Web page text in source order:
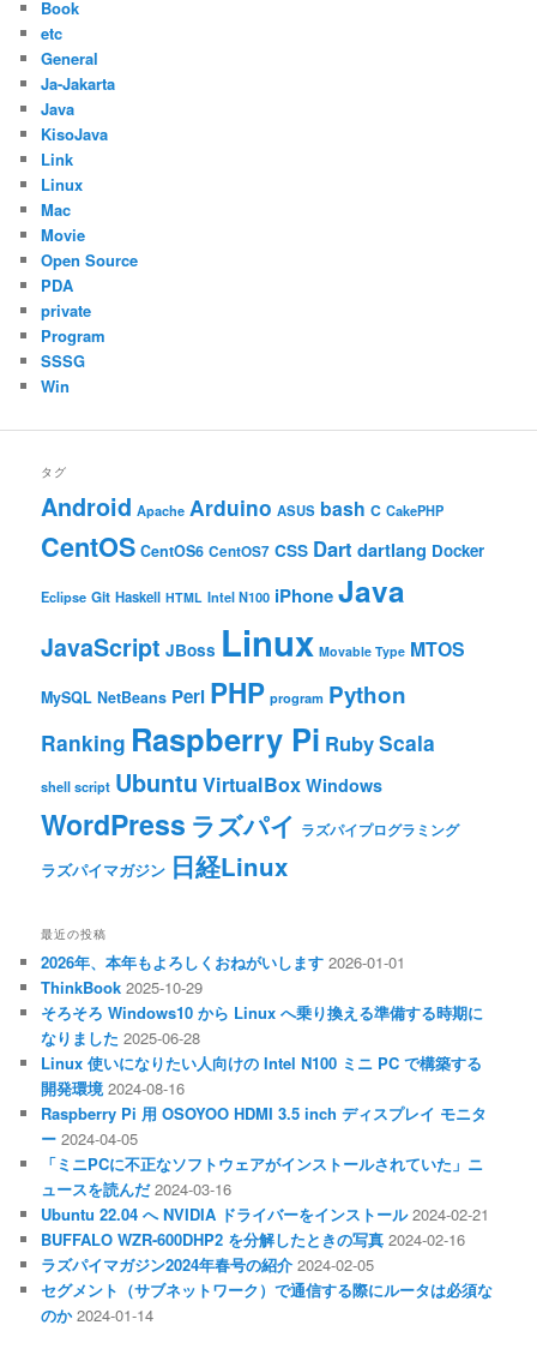
Book
etc
General
Ja-Jakarta
Java
KisoJava
Link
Linux
Mac
Movie
Open Source
PDA
private
Program
SSSG
Win
タグ
Android Apache Arduino ASUS bash C CakePHP
CentOS CentOS6 CentOS7 CSS Dart dartlang Docker
Eclipse Git Haskell HTML Intel N100 iPhoneJava
JavaScript JBoss Linux Movable Type MTOS
MySQL NetBeans Perl PHP program Python
Ranking Raspberry Pi RubyScala
shell script Ubuntu VirtualBox Windows
WordPress ラズパイ ラズパイプログラミング
ラズパイマガジン 日経Linux
最近の投稿
2026年、本年もよろしくおねがいします 2026-01-01
ThinkBook 2025-10-29
そろそろ Windows10 から Linux へ乗り換える準備する時期に
なりました 2025-06-28
Linux 使いになりたい人向けの Intel N100 ミニ PC で構築する
開発環境 2024-08-16
Raspberry Pi 用 OSOYOO HDMI 3.5 inch ディスプレイ モニタ
ー 2024-04-05
「ミニPCに不正なソフトウェアがインストールされていた」ニ
ュースを読んだ 2024-03-16
Ubuntu 22.04 へ NVIDIA ドライバーをインストール 2024-02-21
BUFFALO WZR-600DHP2 を分解したときの写真 2024-02-16
ラズパイマガジン2024年春号の紹介 2024-02-05
セグメント（サブネットワーク）で通信する際にルータは必須な
のか 2024-01-14